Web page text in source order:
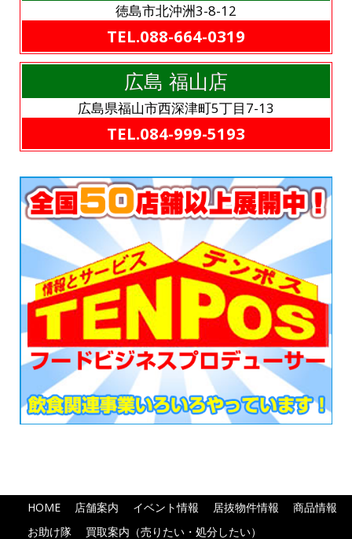
徳島市北沖洲3-8-12
TEL.088-664-0319
広島 福山店
広島県福山市西深津町5丁目7-13
TEL.084-999-5193
HOME 店舗案内 イベント情報 居抜物件情報
商品情報
お助け隊
買取案内（売りたい・処分したい）